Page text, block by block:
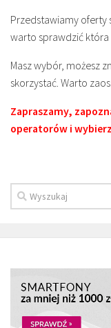
Przedstawiamy oferty
warto sprawdzić która
Masz wybór, możesz
skorzystać. Warto
Zapraszamy,
operatorów i